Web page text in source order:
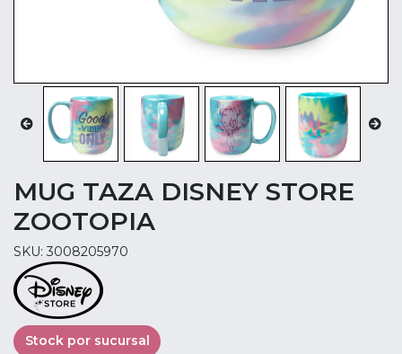
MUG TAZA DISNEY STORE
ZOOTOPIA
SKU: 3008205970
Stock por sucursal